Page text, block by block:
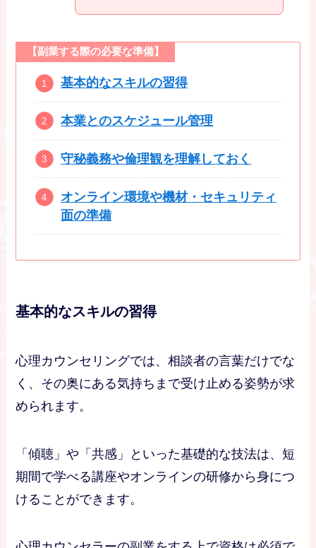
【副業する際の必要な準備】
基本的なスキルの習得
本業とのスケジュール管理
守秘義務や倫理観を理解しておく
オンライン環境や機材・セキュリティ
面の準備
基本的なスキルの習得
心理カウンセリングでは、相談者の言葉だけでな
く、その奥にある気持ちまで受け止める姿勢が求
められます。
「傾聴」や「共感」といった基礎的な技法は、短
期間で学べる講座やオンラインの研修から身につ
けることができます。